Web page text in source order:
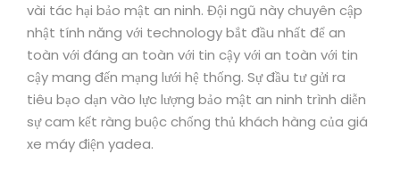
vài tác hại bảo mật an ninh. Đội ngũ này chuyên cập
nhật tính năng với technology bắt đầu nhất để an
toàn với đáng an toàn với tin cậy với an toàn với tin
cậy mang đến mạng lưới hệ thống. Sự đầu tư gửi ra
tiêu bạo dạn vào lực lượng bảo mật an ninh trình diễn
sự cam kết ràng buộc chống thủ khách hàng của giá
xe máy điện yadea.